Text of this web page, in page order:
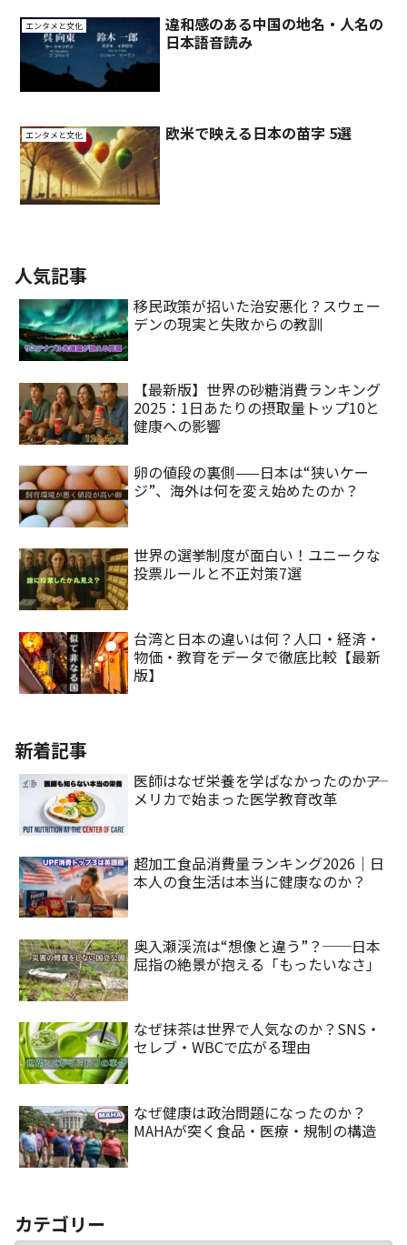
エンタメと文化
違和感のある中国の地名・人名の
日本語音読み
エンタメと文化 欧米で映える日本の苗字 5選
人気記事
移民政策が招いた治安悪化？スウェー
デンの現実と失敗からの教訓
【最新版】世界の砂糖消費ランキング
2025：1日あたりの摂取量トップ10と
健康への影響
卵の値段の裏側——日本は“狭いケー
ジ”、海外は何を変え始めたのか？
世界の選挙制度が面白い！ユニークな
投票ルールと不正対策7選
台湾と日本の違いは何？人口・経済・
物価・教育をデータで徹底比較【最新
版】
新着記事
医師はなぜ栄養を学ばなかったのか――ア
メリカで始まった医学教育改革
超加工食品消費量ランキング2026｜日
本人の食生活は本当に健康なのか？
奥入瀬渓流は“想像と違う”？──日本
屈指の絶景が抱える「もったいなさ」
なぜ抹茶は世界で人気なのか？SNS・
セレブ・WBCで広がる理由
なぜ健康は政治問題になったのか？
MAHAが突く食品・医療・規制の構造
カテゴリー